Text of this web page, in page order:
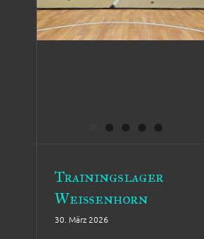
Trainingslager
Weißenhorn
30. März 2026